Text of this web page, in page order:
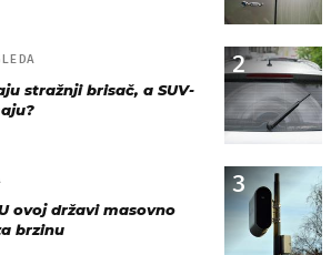
2
stražnji brisač, a SUV-
3
ovoj državi masovno
brzinu